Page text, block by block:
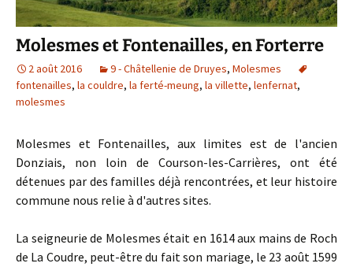
Molesmes et Fontenailles, en Forterre
2 août 2016 9 - Châtellenie de Druyes, Molesmes
fontenailles, la couldre, la ferté-meung, la villette, lenfernat,
molesmes
Molesmes et Fontenailles, aux limites est de l'ancien
Donziais, non loin de Courson-les-Carrières, ont été
détenues par des familles déjà rencontrées, et leur histoire
commune nous relie à d'autres sites.
La seigneurie de Molesmes était en 1614 aux mains de Roch
de La Coudre, peut-être du fait son mariage, le 23 août 1599